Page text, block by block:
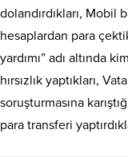
dolandırdıkları, Mobil
hesaplardan para
yardımı” adı altında
hırsızlık yaptıkları,
soruşturmasına
para transferi